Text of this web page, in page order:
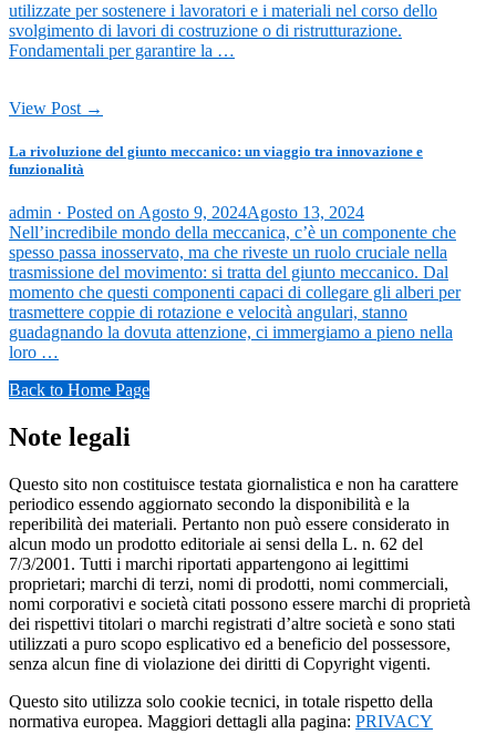
utilizzate per sostenere i lavoratori e i materiali nel corso dello
svolgimento di lavori di costruzione o di ristrutturazione.
Fondamentali per garantire la …
View Post →
La rivoluzione del giunto meccanico: un viaggio tra innovazione e
funzionalità
admin · Posted on Agosto 9, 2024Agosto 13, 2024
Nell’incredibile mondo della meccanica, c’è un componente che
spesso passa inosservato, ma che riveste un ruolo cruciale nella
trasmissione del movimento: si tratta del giunto meccanico. Dal
momento che questi componenti capaci di collegare gli alberi per
trasmettere coppie di rotazione e velocità angulari, stanno
guadagnando la dovuta attenzione, ci immergiamo a pieno nella
loro …
Back to Home Page
Note legali
Questo sito non costituisce testata giornalistica e non ha carattere
periodico essendo aggiornato secondo la disponibilità e la
reperibilità dei materiali. Pertanto non può essere considerato in
alcun modo un prodotto editoriale ai sensi della L. n. 62 del
7/3/2001. Tutti i marchi riportati appartengono ai legittimi
proprietari; marchi di terzi, nomi di prodotti, nomi commerciali,
nomi corporativi e società citati possono essere marchi di proprietà
dei rispettivi titolari o marchi registrati d’altre società e sono stati
utilizzati a puro scopo esplicativo ed a beneficio del possessore,
senza alcun fine di violazione dei diritti di Copyright vigenti.
Questo sito utilizza solo cookie tecnici, in totale rispetto della
normativa europea. Maggiori dettagli alla pagina: PRIVACY